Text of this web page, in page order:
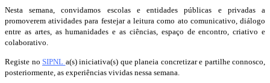
Nesta semana, convidamos escolas e entidades públicas e privadas a
promoverem atividades para festejar a leitura como ato comunicativo, diálogo
entre as artes, as humanidades e as ciências, espaço de encontro, criativo e
colaborativo.
Registe no SIPNL a(s) iniciativa(s) que planeia concretizar e partilhe connosco,
posteriormente, as experiências vividas nessa semana.